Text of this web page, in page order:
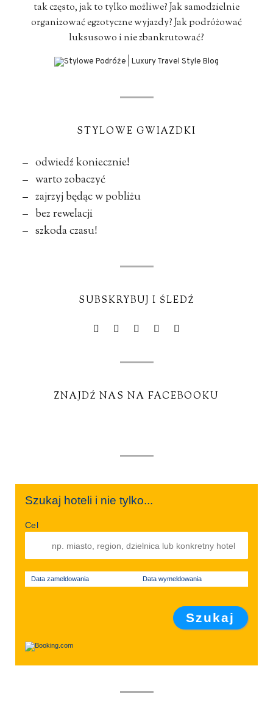
tak często, jak to tylko możliwe? Jak samodzielnie
organizować egzotyczne wyjazdy? Jak podróżować
luksusowo i nie zbankrutować?
STYLOWE GWIAZDKI
– odwiedź koniecznie!
– warto zobaczyć
– zajrzyj będąc w pobliżu
– bez rewelacji
– szkoda czasu!
SUBSKRYBUJ I ŚLEDŹ
ZNAJDŹ NAS NA FACEBOOKU
Szukaj hoteli i nie tylko...
Cel
Data zameldowania Data wymeldowania